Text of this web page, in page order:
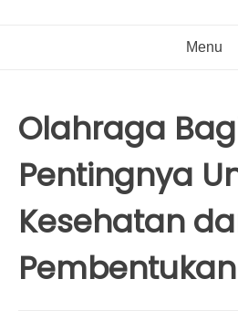
Menu
Olahraga
Pentingnya
Kesehatan